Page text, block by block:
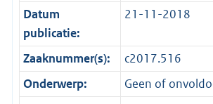
Datum
publicatie:
21-11-2018
Zaaknummer(s):
c2017.516
Onderwerp:
Geen of